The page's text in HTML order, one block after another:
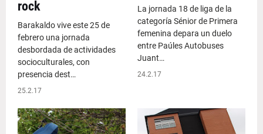
rock
Barakaldo vive este 25 de
febrero una jornada
desbordada de actividades
socioculturales, con
presencia dest…
25.2.17
La jornada 18 de liga de la
categoría Sénior de Primera
femenina depara un duelo
entre Paúles Autobuses
Juant…
24.2.17